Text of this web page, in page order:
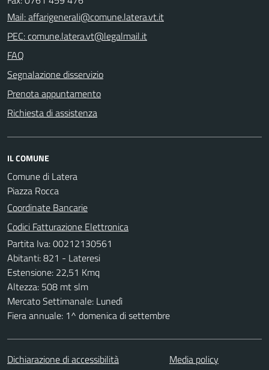
Mail: affarigenerali@comune.latera.vt.it
PEC: comune.latera.vt@legalmail.it
FAQ
Segnalazione disservizio
Prenota appuntamento
Richiesta di assistenza
IL COMUNE
Comune di Latera
Piazza Rocca
Coordinate Bancarie
Codici Fatturazione Elettronica
Partita Iva: 00212130561
Abitanti: 821 - Lateresi
Estensione: 22,51 Kmq
Altezza: 508 mt slm
Mercato Settimanale: Lunedì
Fiera annuale: 1^ domenica di settembre
Dichiarazione di accessibilità
Media policy